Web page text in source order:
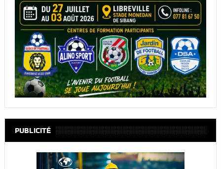
PUBLICITÉ